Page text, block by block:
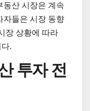
동산 시장은 계속
자들은 시장 동향
장 상황에 따라
.
투자 전